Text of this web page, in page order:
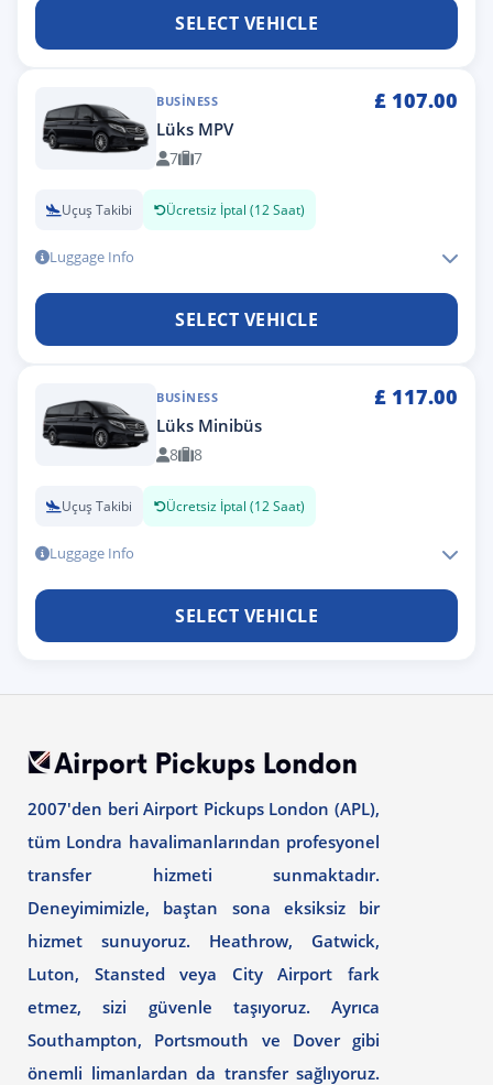
SELECT VEHICLE
BUSINESS £ 107.00
Lüks MPV
7 7
Uçuş Takibi Ücretsiz İptal (12 Saat)
Luggage Info
SELECT VEHICLE
BUSINESS £ 117.00
Lüks Minibüs
8 8
Uçuş Takibi Ücretsiz İptal (12 Saat)
Luggage Info
SELECT VEHICLE
2007'den beri Airport Pickups London (APL),
tüm Londra havalimanlarından profesyonel
transfer hizmeti sunmaktadır.
Deneyimimizle, baştan sona eksiksiz bir
hizmet sunuyoruz. Heathrow, Gatwick,
Luton, Stansted veya City Airport fark
etmez, sizi güvenle taşıyoruz. Ayrıca
Southampton, Portsmouth ve Dover gibi
önemli limanlardan da transfer sağlıyoruz.